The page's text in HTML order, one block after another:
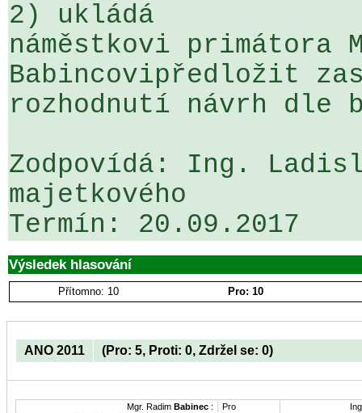
2) ukládá
náměstkovi primátora
Babincovipředložit
rozhodnutí návrh dle
Zodpovídá: Ing.
majetkového
Výsledek hlasování
Přítomno: 10 Pro: 10
ANO 2011 (Pro: 5, Proti: 0, Zdržel se: 0)
Mgr. Radim Babinec : Pro